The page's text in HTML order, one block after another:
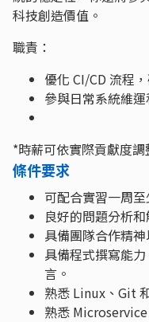
科技創造價值。
職責：
優化 CI/CD 流程
參與日常系統維
*時薪可依實際貢獻度調
條件要求
可配合實習一周
良好的問題分析和
具備團隊合作精
具備程式撰寫能
言。
熟悉 Linux、Git
熟悉